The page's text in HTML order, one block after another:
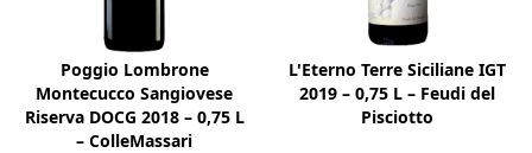
Poggio Lombrone
Montecucco Sangiovese
Riserva DOCG 2018 – 0,75 L
– ColleMassari
L'Eterno Terre Siciliane IGT
2019 – 0,75 L – Feudi del
Pisciotto